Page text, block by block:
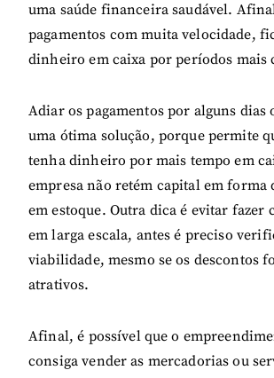
uma saúde financeira saudável.
pagamentos com muita velocidade,
dinheiro em caixa por períodos mais
Adiar os pagamentos por alguns dias
uma ótima solução, porque permite
tenha dinheiro por mais tempo em
empresa não retém capital em forma
em estoque. Outra dica é evitar fazer
em larga escala, antes é preciso
viabilidade, mesmo se os descontos
atrativos.
Afinal, é possível que o
consiga vender as mercadorias ou